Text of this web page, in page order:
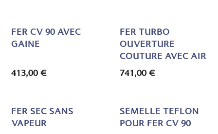
FER CV 90 AVEC
GAINE
413,00 €
FER TURBO
OUVERTURE
COUTURE AVEC AIR
741,00€
FER SEC SANS
VAPEUR
SEMELLE TEFLON
POUR FER CV 90